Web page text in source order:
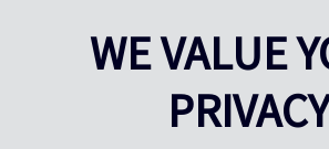
Centre Pregis IQ
Park Forum 1053
WE VALUE
PRIVACY